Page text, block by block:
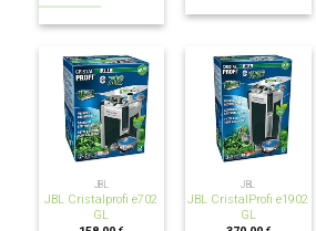
JBL
JBL Cristalprofi e702
GL
JBL
JBL CristalProfi e1902
GL